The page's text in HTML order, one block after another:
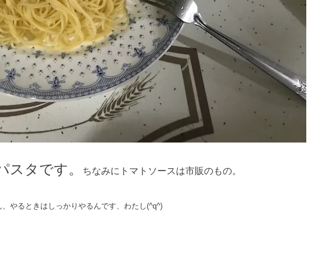
スタです。 ちなみにトマトソースは市販のもの。
やるときはしっかりやるんです、わたし(^q^)